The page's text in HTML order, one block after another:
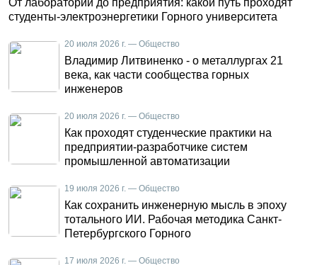
От лаборатории до предприятия: какой путь проходят
студенты-электроэнергетики Горного университета
20 июля 2026 г. — Общество
Владимир Литвиненко - о металлургах 21
века, как части сообщества горных
инженеров
20 июля 2026 г. — Общество
Как проходят студенческие практики на
предприятии-разработчике систем
промышленной автоматизации
19 июля 2026 г. — Общество
Как сохранить инженерную мысль в эпоху
тотального ИИ. Рабочая методика Санкт-
Петербургского Горного
17 июля 2026 г. — Общество